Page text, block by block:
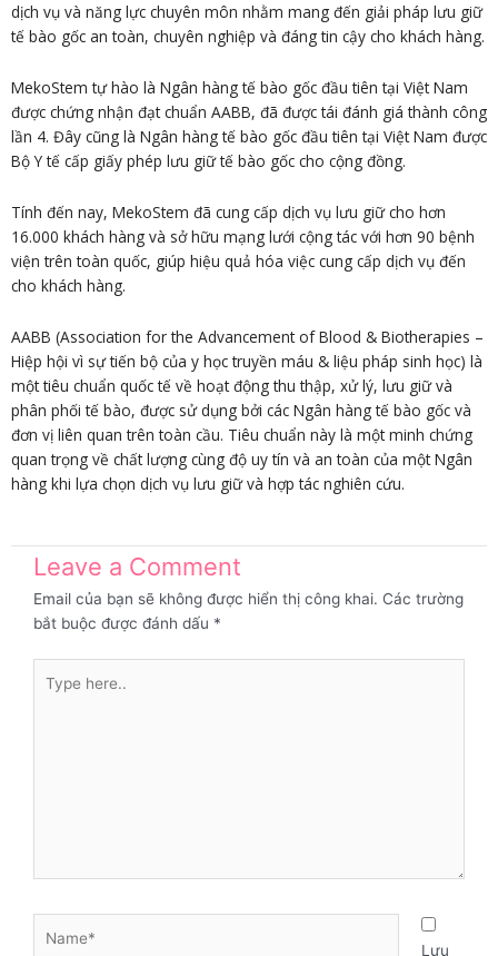
dịch vụ và năng lực chuyên môn nhằm mang đến giải pháp lưu giữ
tế bào gốc an toàn, chuyên nghiệp và đáng tin cậy cho khách hàng.
MekoStem tự hào là Ngân hàng tế bào gốc đầu tiên tại Việt Nam
được chứng nhận đạt chuẩn AABB, đã được tái đánh giá thành công
lần 4. Đây cũng là Ngân hàng tế bào gốc đầu tiên tại Việt Nam được
Bộ Y tế cấp giấy phép lưu giữ tế bào gốc cho cộng đồng.
Tính đến nay, MekoStem đã cung cấp dịch vụ lưu giữ cho hơn
16.000 khách hàng và sở hữu mạng lưới cộng tác với hơn 90 bệnh
viện trên toàn quốc, giúp hiệu quả hóa việc cung cấp dịch vụ đến
cho khách hàng.
AABB (Association for the Advancement of Blood & Biotherapies –
Hiệp hội vì sự tiến bộ của y học truyền máu & liệu pháp sinh học) là
một tiêu chuẩn quốc tế về hoạt động thu thập, xử lý, lưu giữ và
phân phối tế bào, được sử dụng bởi các Ngân hàng tế bào gốc và
đơn vị liên quan trên toàn cầu. Tiêu chuẩn này là một minh chứng
quan trọng về chất lượng cùng độ uy tín và an toàn của một Ngân
hàng khi lựa chọn dịch vụ lưu giữ và hợp tác nghiên cứu.
Leave a Comment
Email của bạn sẽ không được hiển thị công khai. Các trường
bắt buộc được đánh dấu *
here..
Lưu